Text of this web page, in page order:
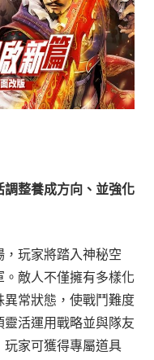
調整養成方向、並強化
玩家將踏入神秘空
敵人不僅擁有多樣化
常狀態，使戰鬥難度
活運用戰略並與隊友
家可獲得專屬道具